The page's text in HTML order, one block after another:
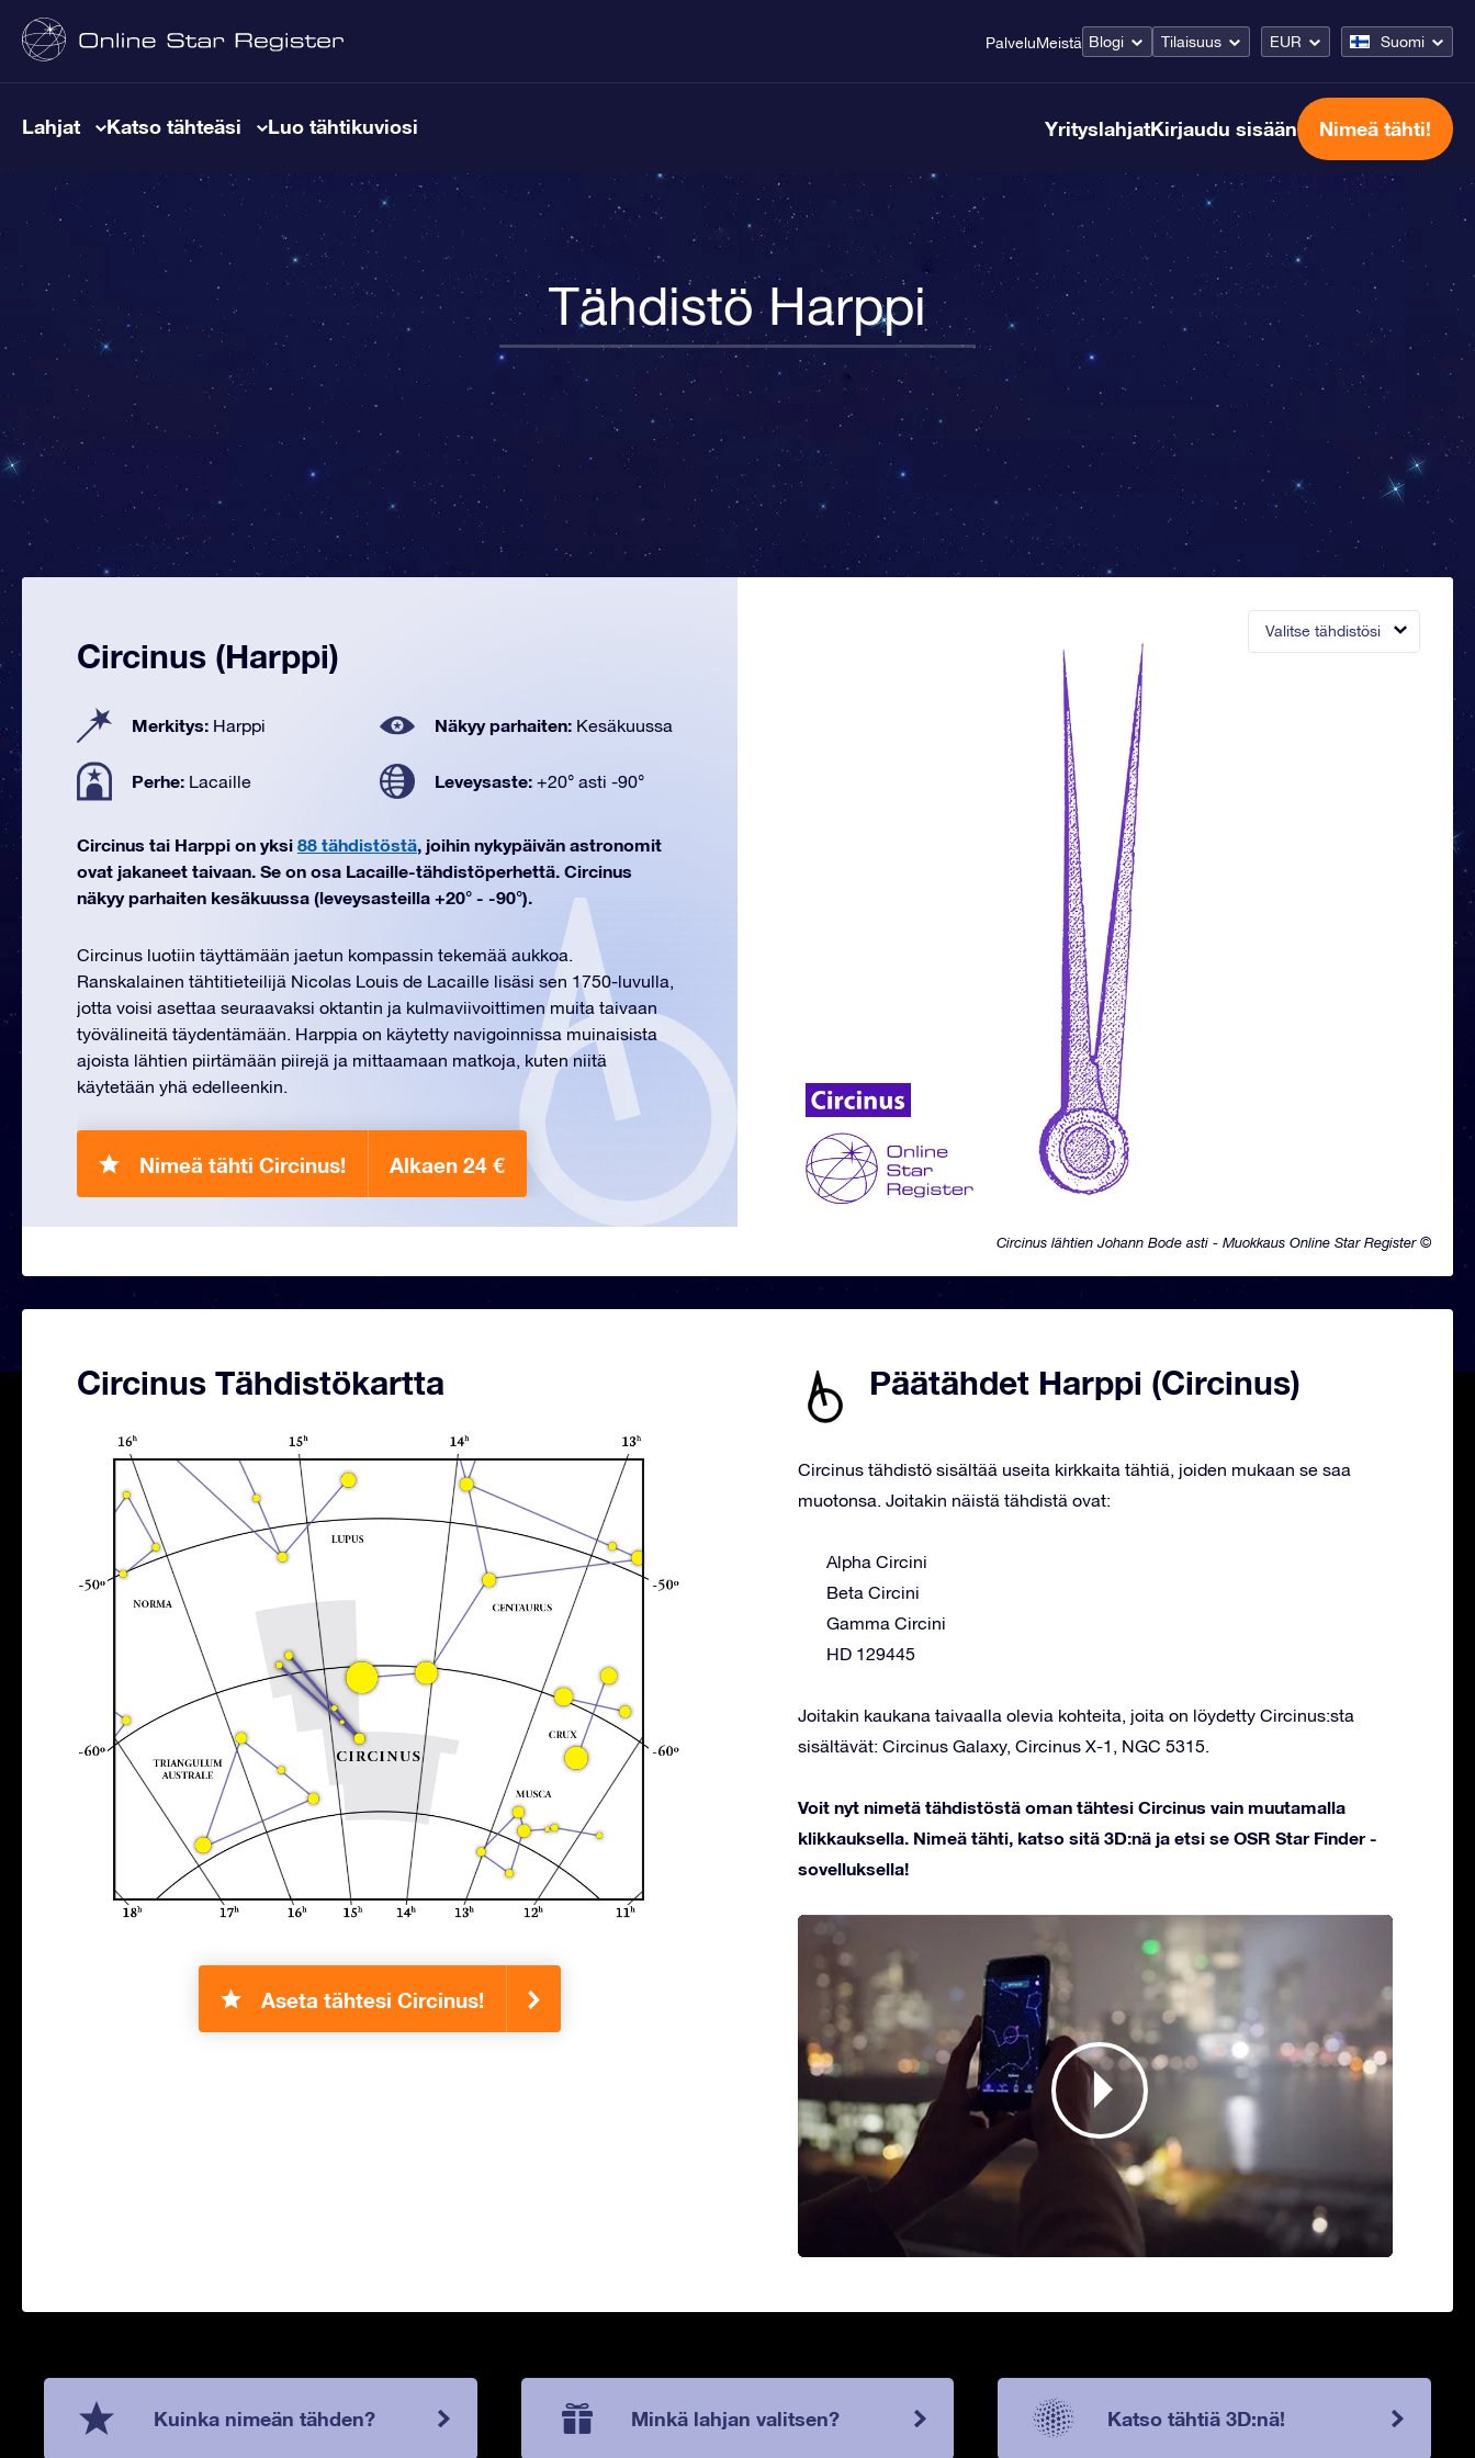
PalveluMeistä Blogi Tilaisuus EUR Suomi
Lahjat Katso tähteäsi Luo tähtikuviosi YrityslahjatKirjaudu sisään Nimeä tähti!
Tähdistö Harppi
Valitse tähdistösi
Circinus lähtien Johann Bode asti - Muokkaus Online Star Register ©
Circinus (Harppi)
Merkitys: Harppi Näkyy parhaiten: Kesäkuussa
Perhe: Lacaille Leveysaste: +20° asti -90°
Circinus tai Harppi on yksi 88 tähdistöstä, joihin nykypäivän astronomit
ovat jakaneet taivaan. Se on osa Lacaille-tähdistöperhettä. Circinus
näkyy parhaiten kesäkuussa (leveysasteilla +20° - -90°).
Circinus luotiin täyttämään jaetun kompassin tekemää aukkoa.
Ranskalainen tähtitieteilijä Nicolas Louis de Lacaille lisäsi sen 1750-luvulla,
jotta voisi asettaa seuraavaksi oktantin ja kulmaviivoittimen muita taivaan
työvälineitä täydentämään. Harppia on käytetty navigoinnissa muinaisista
ajoista lähtien piirtämään piirejä ja mittaamaan matkoja, kuten niitä
käytetään yhä edelleenkin.
Nimeä tähti Circinus! Alkaen 24 €
Circinus Tähdistökartta
Aseta tähtesi Circinus!
Päätähdet Harppi (Circinus)
Circinus tähdistö sisältää useita kirkkaita tähtiä, joiden mukaan se saa
muotonsa. Joitakin näistä tähdistä ovat:
Alpha Circini
Beta Circini
Gamma Circini
HD 129445
Joitakin kaukana taivaalla olevia kohteita, joita on löydetty Circinus:sta
sisältävät: Circinus Galaxy, Circinus X-1, NGC 5315.
Voit nyt nimetä tähdistöstä oman tähtesi Circinus vain muutamalla
klikkauksella. Nimeä tähti, katso sitä 3D:nä ja etsi se OSR Star Finder -
sovelluksella!
Kuinka nimeän tähden? Minkä lahjan valitsen? Katso tähtiä 3D:nä!